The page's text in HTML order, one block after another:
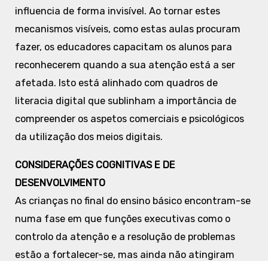
influencia de forma invisível. Ao tornar estes
mecanismos visíveis, como estas aulas procuram
fazer, os educadores capacitam os alunos para
reconhecerem quando a sua atenção está a ser
afetada. Isto está alinhado com quadros de
literacia digital que sublinham a importância de
compreender os aspetos comerciais e psicológicos
da utilização dos meios digitais.
CONSIDERAÇÕES COGNITIVAS E DE
DESENVOLVIMENTO
As crianças no final do ensino básico encontram-se
numa fase em que funções executivas como o
controlo da atenção e a resolução de problemas
estão a fortalecer-se, mas ainda não atingiram